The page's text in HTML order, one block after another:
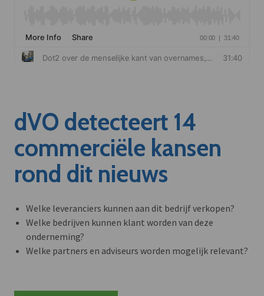
dVO detecteert 14
commerciële kansen
rond dit nieuws
Welke leveranciers kunnen aan dit bedrijf verkopen?
Welke bedrijven kunnen klant worden van deze
onderneming?
Welke partners en adviseurs worden mogelijk relevant?